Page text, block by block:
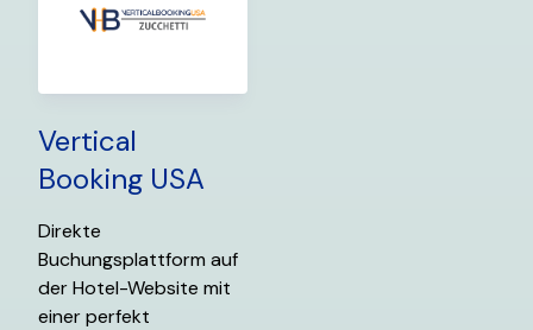
Vertical
Booking USA
Direkte
Buchungsplattform auf
der Hotel-Website mit
einer perfekt